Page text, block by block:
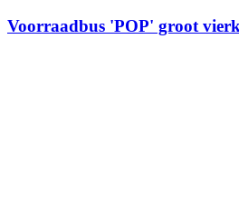
Voorraadbus 'POP' groot